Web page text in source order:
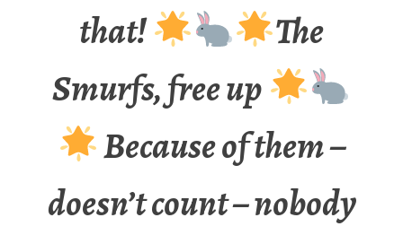
that!
The
Smurfs, free up
Because of them –
doesn’t count – nobody